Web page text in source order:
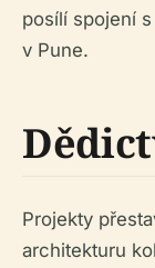
posílí spojení
v Pune.
Projekty
architekturu